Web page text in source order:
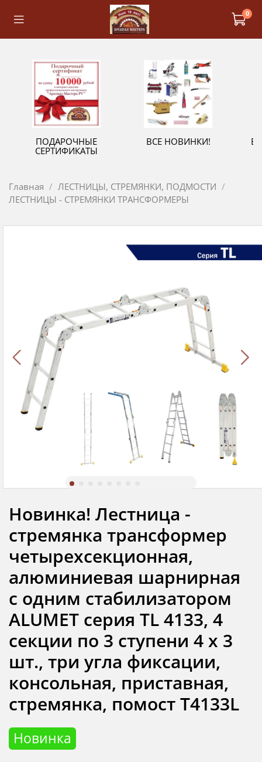
0
ПОДАРОЧНЫЕ
СЕРТИФИКАТЫ
ВСЕ НОВИНКИ!
Главная
ЛЕСТНИЦЫ, СТРЕМЯНКИ, ПОДМОСТИ
ЛЕСТНИЦЫ - СТРЕМЯНКИ ТРАНСФОРМЕРЫ
Новинка
Новинка! Лестница -
стремянка трансформер
четырехсекционная,
алюминиевая шарнирная
с одним стабилизатором
ALUMET серия TL 4133, 4
секции по 3 ступени 4 х 3
шт., три угла фиксации,
консольная, приставная,
стремянка, помост T4133L